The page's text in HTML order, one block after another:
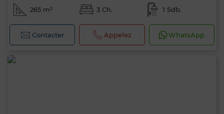
265 m² 3 Ch. 1 Sdb.
Contacter Appelez WhatsApp